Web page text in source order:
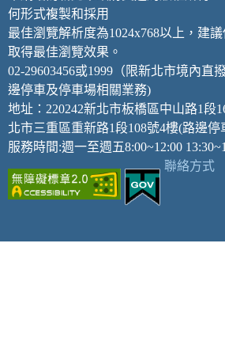
何形式複製和採用
最佳瀏覽解析度為1024x768以上，建
取得最佳瀏覽效果。
02-29603456或1999（限新北市境內直
邊停車及停車場相關業務)
地址：220242新北市板橋區中山路1段
北市三重區重新路1段108號4樓(路邊
服務時間:週一至週五8:00~12:00
聯絡方式